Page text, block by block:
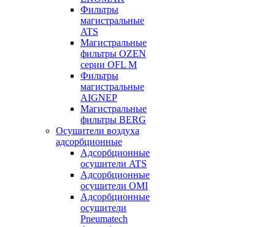
Фильтры
магистральные
ATS
Магистральные
фильтры OZEN
серии OFL M
Фильтры
магистральные
AIGNEP
Магистральные
фильтры BERG
Осушители воздуха
адсорбционные
Адсорбционные
осушители ATS
Адсорбционные
осушители OMI
Адсорбционные
осушители
Pneumatech